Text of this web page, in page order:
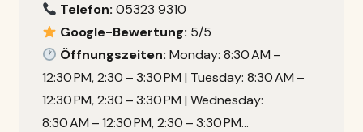
Telefon: 05323 9310
Google-Bewertung: 5/5
Öffnungszeiten: Monday: 8:30 AM –
12:30 PM, 2:30 – 3:30 PM | Tuesday: 8:30 AM –
12:30 PM, 2:30 – 3:30 PM | Wednesday:
8:30 AM – 12:30 PM, 2:30 – 3:30 PM…